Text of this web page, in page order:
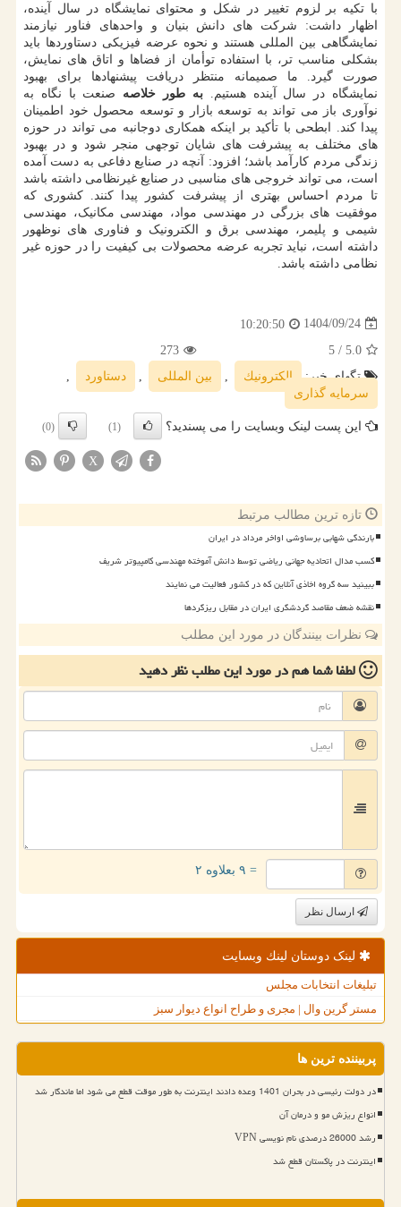
با تکیه بر لزوم تغییر در شکل و محتوای نمایشگاه در سال آینده،
اظهار داشت: شرکت های دانش بنیان و واحدهای فناور نیازمند
نمایشگاهی بین المللی هستند و نحوه عرضه فیزیکی دستاوردها باید
بشکلی مناسب تر، با استفاده توأمان از فضاها و اتاق های نمایش،
صورت گیرد. ما صمیمانه منتظر دریافت پیشنهادها برای بهبود
نمایشگاه در سال آینده هستیم.به طور خلاصه صنعت با نگاه به
نوآوری باز می تواند به توسعه بازار و توسعه محصول خود اطمینان
پیدا کند. ابطحی با تأکید بر اینکه همکاری دوجانبه می تواند در حوزه
های مختلف به پیشرفت های شایان توجهی منجر شود و در بهبود
زندگی مردم کارآمد باشد؛ افزود: آنچه در صنایع دفاعی به دست آمده
است، می تواند خروجی های مناسبی در صنایع غیرنظامی داشته باشد
تا مردم احساس بهتری از پیشرفت کشور پیدا کنند. کشوری که
موفقیت های بزرگی در مهندسی مواد، مهندسی مکانیک، مهندسی
شیمی و پلیمر، مهندسی برق و الکترونیک و فناوری های نوظهور
داشته است، نباید تجربه عرضه محصولات بی کیفیت را در حوزه غیر
نظامی داشته باشد.
1404/09/24
10:20:50
5.0
/ 5
273
تگهای خبر:
الكترونیك , بین المللی , دستاورد
,
سرمایه گذاری
این پست لینک وبسایت را می پسندید؟ (1)
(0)
X
تازه ترین مطالب مرتبط
بارندگی شهابی برساوشی اواخر مرداد در ایران
کسب مدال اتحادیه جهانی ریاضی توسط دانش آموخته مهندسی کامپیوتر شریف
ببینید سه گروه اخاذی آنلاین که در کشور فعالیت می نمایند
نقشه ضعف مقاصد گردشگری ایران در مقابل ریزگردها
نظرات بینندگان در مورد این مطلب
لطفا شما همدر مورد این مطلبنظر دهید
= ۹ بعلاوه ۲
ارسال نظر
لینک دوستان لینك وبسایت
تبلیغات انتخابات مجلس
مستر گرین وال | مجری و طراح انواع دیوار سبز
پربیننده ترین ها
در دولت رئیسی در بحران 1401 وعده دادند اینترنت به طور موقت قطع می شود اما ماندگار شد
انواع ریزش مو و درمان آن
رشد 26000 درصدی نام نویسی VPN
اینترنت در پاکستان قطع شد